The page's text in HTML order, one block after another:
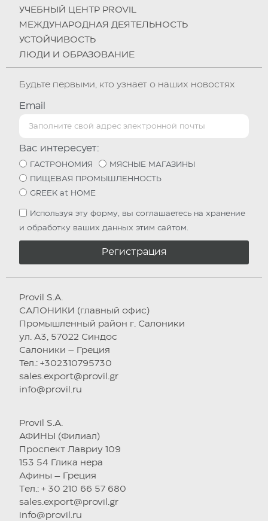
УЧЕБНЫЙ ЦЕНТР PROVIL
МЕЖДУНАРОДНАЯ ДЕЯТЕЛЬНОСТЬ
УСТОЙЧИВОСТЬ
ЛЮДИ И ОБРАЗОВАНИЕ
Будьте первыми, кто узнает о наших новостях
Email
Вас интересует:
ГАСТРОНОМИЯ
МЯСНЫЕ МАГАЗИНЫ
ПИЩЕВАЯ ПРОМЫШЛЕННОСТЬ
GREEK at HOME
Используя эту форму, вы соглашаетесь на хранение
и обработку ваших данных этим сайтом.
Регистрация
Provil S.A.
САЛОНИКИ (главный офис)
Промышленный район г. Салоники
ул. А3, 57022 Синдос
Салоники – Греция
Тел.: +302310795730
sales.export@provil.gr
info@provil.ru
Provil S.A.
АФИНЫ (Филиал)
Проспект Лавриу 109
153 54 Глика нера
Афины – Греция
Tел.: + 30 210 66 57 680
sales.export@provil.gr
info@provil.ru